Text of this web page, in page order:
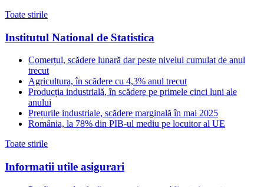
Toate stirile
Institutul National de Statistica
Comerțul, scădere lunară dar peste nivelul cumulat de anul
trecut
Agricultura, în scădere cu 4,3% anul trecut
Producția industrială, în scădere pe primele cinci luni ale
anului
Prețurile industriale, scădere marginală în mai 2025
România, la 78% din PIB-ul mediu pe locuitor al UE
Toate stirile
Informatii utile asigurari